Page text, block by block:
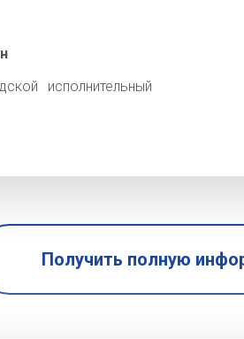
исполнительный
Получить полную